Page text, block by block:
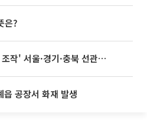
은?
·경기·충북 선관위 등 추가 압수수색
읍 공장서 화재 발생